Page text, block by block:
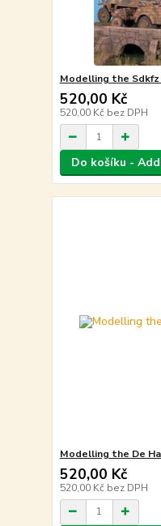
Modelling the Sdkfz
520,00 Kč
520,00 Kč bez DPH
Do košíku -
Modelling the De
520,00 Kč
520,00 Kč bez DPH